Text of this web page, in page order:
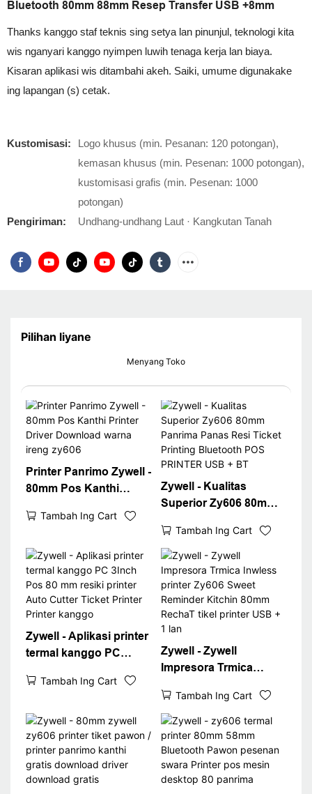
Bluetooth 80mm 88mm Resep Transfer USB +8mm
Thanks kanggo staf teknis sing setya lan pinunjul, teknologi kita
wis nganyari kanggo nyimpen luwih tenaga kerja lan biaya.
Kisaran aplikasi wis ditambahi akeh. Saiki, umume digunakake
ing lapangan (s) cetak.
Kustomisasi:
Logo khusus (min. Pesanan: 120 potongan),
kemasan khusus (min. Pesenan: 1000 potongan),
kustomisasi grafis (min. Pesenan: 1000
potongan)
Pengiriman:
Undhang-undhang Laut · Kangkutan Tanah
Pilihan liyane
Menyang Toko
Printer Panrimo Zywell -
80mm Pos Kanthi
Download warna ireng
Tambah Ing Cart
Zywell - Kualitas
Superior Zy606 80mm
Ticket Printing
Bluetooth POS
PRINTER USB + BT
Tambah Ing Cart
Zywell - Aplikasi printer
termal kanggo PC
printer Auto Cutter
kanggo
Tambah Ing Cart
Zywell - Zywell
Impresora Trmica
Sweet Reminder
Kitchin 80mm RechaT
tikel printer USB + 1 lan
Tambah Ing Cart